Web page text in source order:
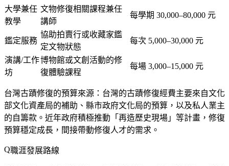
大學兼任
教學
文物修復相關課程兼任
講師
每學期 30,000–80,000 元
鑑定服務
協助拍賣行或收藏家鑑
定文物狀態
每次 5,000–30,000 元
演講/工作
坊
博物館或文創活動的修
復體驗課程
每場 3,000–15,000 元
台灣古蹟修復的預算來源 ：台灣的古蹟修復經費主要來自文化
部文化資產局的補助、縣市政府文化局的預算，以及私人業主
的自籌款。近年政府積極推動「再造歷史現場」等計畫，修復
預算穩定成長，間接帶動修復人才的需求。
職涯發展路線